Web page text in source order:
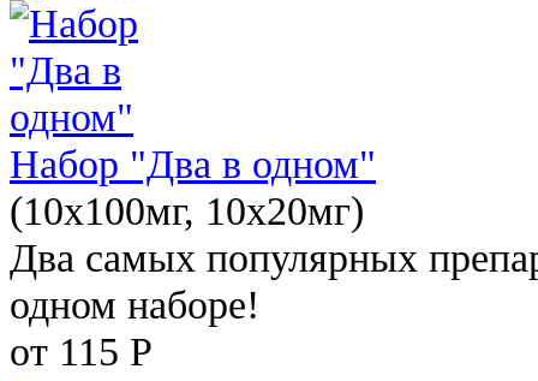
Набор "Два в одном"
(10x100мг, 10x20мг)
Два самых популярных
одном наборе!
от 115 Р